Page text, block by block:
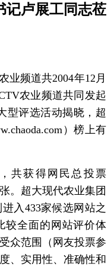
记卢展工同志莅
频道共2004年12月
农业频道共同发起
型评选活动揭晓，超
）榜上有
共获得网民总投票
。超大现代农业集团
入433家候选网站之
较全面的网站评价体
众范围（网友投票参
、实用性、准确性和